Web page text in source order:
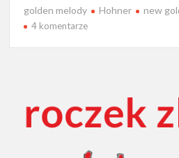
golden melody Hohner new
4 komentarzedo